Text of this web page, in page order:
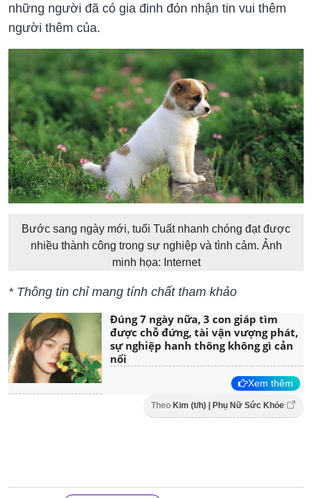
những người đã có gia đinh đón nhận tin vui thêm
người thêm của.
Bước sang ngày mới, tuổi Tuất nhanh chóng đạt được
nhiều thành công trong sự nghiệp và tình cảm. Ảnh
minh họa: Internet
* Thông tin chỉ mang tính chất tham khảo
Đúng 7 ngày nữa, 3 con giáp tìm
được chỗ đứng, tài vận vượng phát,
sự nghiệp hanh thông không gì cản
nổi
Xem thêm
Theo Kim (t/h) | Phụ Nữ Sức Khỏe